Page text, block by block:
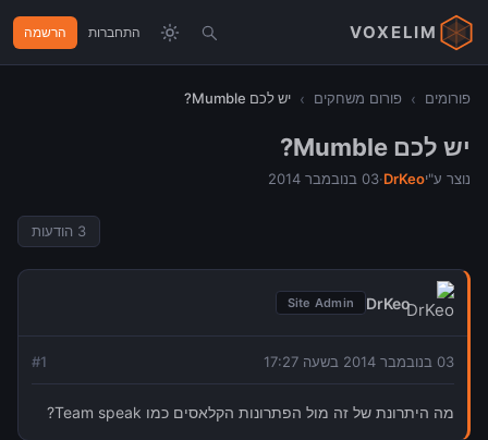
VOXELIM התחברות הרשמה
פורומים › פורום משחקים › יש לכם Mumble?
יש לכם Mumble?
נוצר ע"יDrKeo
·03 בנובמבר 2014
3 הודעות
DrKeo
Site Admin
03 בנובמבר 2014 בשעה 17:27 #1
מה היתרונת של זה מול הפתרונות הקלאסים כמו Team speak?